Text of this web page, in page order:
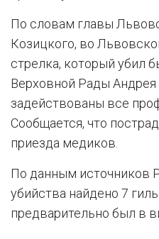
По словам главы
Козицкого, во
стрелка, который убил
Верховной Рады Андрея
задействованы все
Сообщается, что
приезда медиков.
По данным источников
убийства найдено 7
предварительно был в